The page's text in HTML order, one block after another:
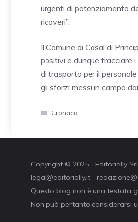
urgenti di potenziamento
ricoveri”.
Il Comune di Casal di
positivi e dunque tracciare
di trasporto per il
gli sforzi messi in campo
Categorie
Cronaca
Copyright © 2025 - Editorially
legal@editorially.it -
Questo blog non è una testata
Non può pertanto considerarsi